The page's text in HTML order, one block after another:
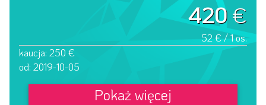
420€
52 € / 1 os.
kaucja: 250 €
od: 2019-10-05
Pokaż więcej